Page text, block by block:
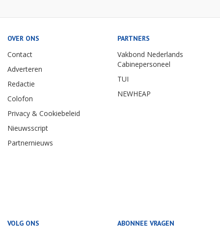
OVER ONS
Contact
Adverteren
Redactie
Colofon
Privacy & Cookiebeleid
Nieuwsscript
Partnernieuws
PARTNERS
Vakbond Nederlands
Cabinepersoneel
TUI
NEWHEAP
VOLG ONS ABONNEE VRAGEN